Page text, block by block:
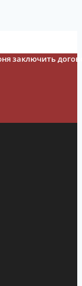
заключить